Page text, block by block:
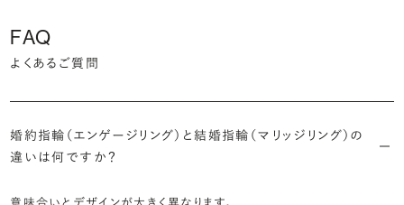
FAQ
よくあるご質問
婚約指輪（エンゲージリング）と結婚指輪（マリッジリング）の
違いは何ですか？